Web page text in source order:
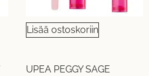
Lisää ostoskoriin
UPEA PEGGY SAGE